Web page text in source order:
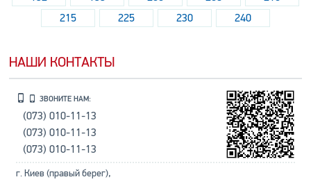
215
225 230 240
НАШИ КОНТАКТЫ
ЗВОНИТЕ НАМ:
(073) 010-11-13
(073) 010-11-13
(073) 010-11-13
г. Киев (правый берег),